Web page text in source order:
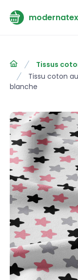
Tissus
Tissu coton
blanche